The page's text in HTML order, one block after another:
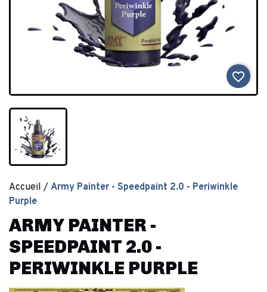
favorite_border
Accueil
Army Painter - Speedpaint 2.0 - Periwinkle
Purple
ARMY PAINTER -
SPEEDPAINT 2.0 -
PERIWINKLE PURPLE